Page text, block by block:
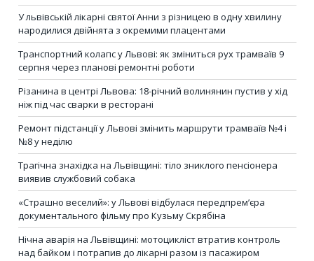
У львівській лікарні святої Анни з різницею в одну хвилину
народилися двійнята з окремими плацентами
Транспортний колапс у Львові: як зміниться рух трамваїв 9
серпня через планові ремонтні роботи
Різанина в центрі Львова: 18-річний волинянин пустив у хід
ніж під час сварки в ресторані
Ремонт підстанції у Львові змінить маршрути трамваїв №4 і
№8 у неділю
Трагічна знахідка на Львівщині: тіло зниклого пенсіонера
виявив службовий собака
«Страшно веселий»: у Львові відбулася передпрем’єра
документального фільму про Кузьму Скрябіна
Нічна аварія на Львівщині: мотоцикліст втратив контроль
над байком і потрапив до лікарні разом із пасажиром